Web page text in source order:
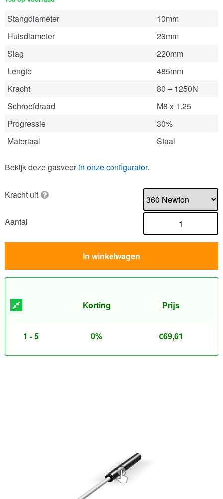
Stangdiameter
10mm
Huisdiameter
23mm
Slag
220mm
Lengte
485mm
Kracht
80 – 1250N
Schroefdraad
M8 x 1.25
Progressie
30%
Materiaal
Staal
Bekijk deze gasveer in onze configurator.
Kracht uit
Aantal
In winkelwagen
Korting Prijs
1 - 5 0% €69,61